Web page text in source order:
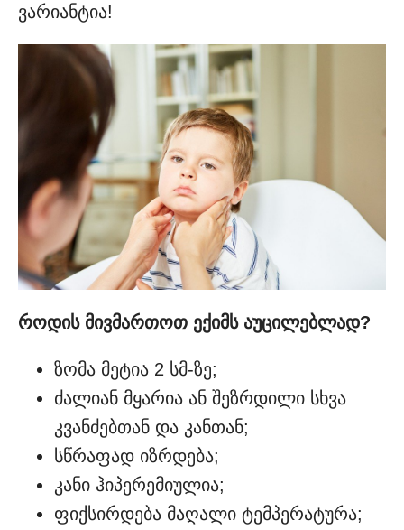
ვარიანტია!
როდის მივმართოთ ექიმს აუცილებლად?
ზომა მეტია 2 სმ-ზე;
ძალიან მყარია ან შეზრდილი სხვა
კვანძებთან და კანთან;
სწრაფად იზრდება;
კანი ჰიპერემიულია;
ფიქსირდება მაღალი ტემპერატურა;